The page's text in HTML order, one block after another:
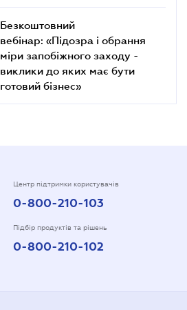
Безкоштовний
вебінар: «Підозра і обрання
міри запобіжного заходу -
виклики до яких має бути
готовий бізнес»
Центр підтримки користувачів
0-800-210-103
Підбір продуктів та рішень
0-800-210-102